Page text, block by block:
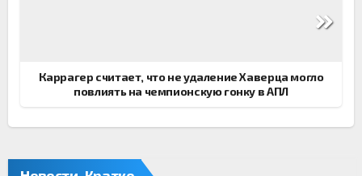
Каррагер считает, что не удаление Хаверца могло
повлиять на чемпионскую гонку в АПЛ